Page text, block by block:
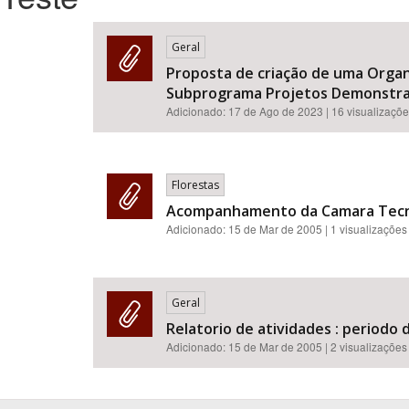
Área de Levantamento
Geral
Proposta de criação de uma
Subprograma Projetos
Adicionado: 17 de Ago de 2023 | 16
Florestas
Acompanhamento da Camara
Adicionado: 15 de Mar de 2005 | 1 visualizações
Geral
Relatorio de atividades : periodo
Adicionado: 15 de Mar de 2005 | 2 visualizações